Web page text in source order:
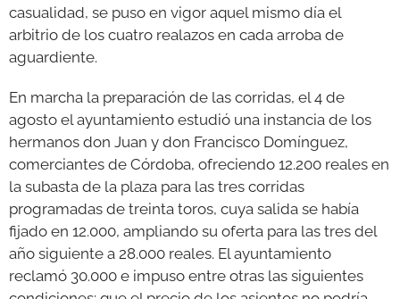
casualidad, se puso en vigor aquel mismo día el
arbitrio de los cuatro realazos en cada arroba de
aguardiente.
En marcha la preparación de las corridas, el 4 de
agosto el ayuntamiento estudió una instancia de los
hermanos don Juan y don Francisco Domínguez,
comerciantes de Córdoba, ofreciendo 12.200 reales en
la subasta de la plaza para las tres corridas
programadas de treinta toros, cuya salida se había
fijado en 12.000, ampliando su oferta para las tres del
año siguiente a 28.000 reales. El ayuntamiento
reclamó 30.000 e impuso entre otras las siguientes